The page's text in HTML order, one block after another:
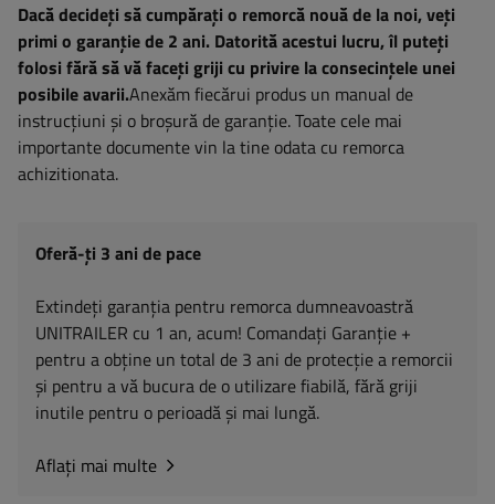
Dacă decideți să cumpărați o remorcă nouă de la noi, veți
primi o garanție de 2 ani. Datorită acestui lucru, îl puteți
folosi fără să vă faceți griji cu privire la consecințele unei
posibile avarii.Anexăm fiecărui produs un manual de
instrucțiuni și o broșură de garanție. Toate cele mai
importante documente vin la tine odata cu remorca
achizitionata.
Oferă-ți 3 ani de pace
Extindeți garanția pentru remorca dumneavoastră
UNITRAILER cu 1 an, acum! Comandați Garanție +
pentru a obține un total de 3 ani de protecție a remorcii
și pentru a vă bucura de o utilizare fiabilă, fără griji
inutile pentru o perioadă și mai lungă.
Aflați mai multe